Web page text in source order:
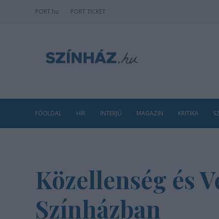
PORT.hu PORT TICKET
FŐOLDAL HÍR INTERJÚ MAGAZIN KRITIKA
Közellenség és
Színházban